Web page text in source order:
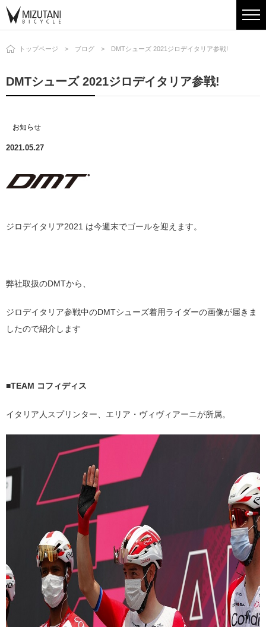
トップページ ブログ DMTシューズ 2021ジロデイタリア参戦!
DMTシューズ 2021ジロデイタリア参戦!
お知らせ
2021.05.27
ジロデイタリア2021 は今週末でゴールを迎えます。
弊社取扱のDMTから、
ジロデイタリア参戦中のDMTシューズ着用ライダーの画像が届きま
したので紹介します
■TEAM コフィディス
イタリア人スプリンター、エリア・ヴィヴィアーニが所属。